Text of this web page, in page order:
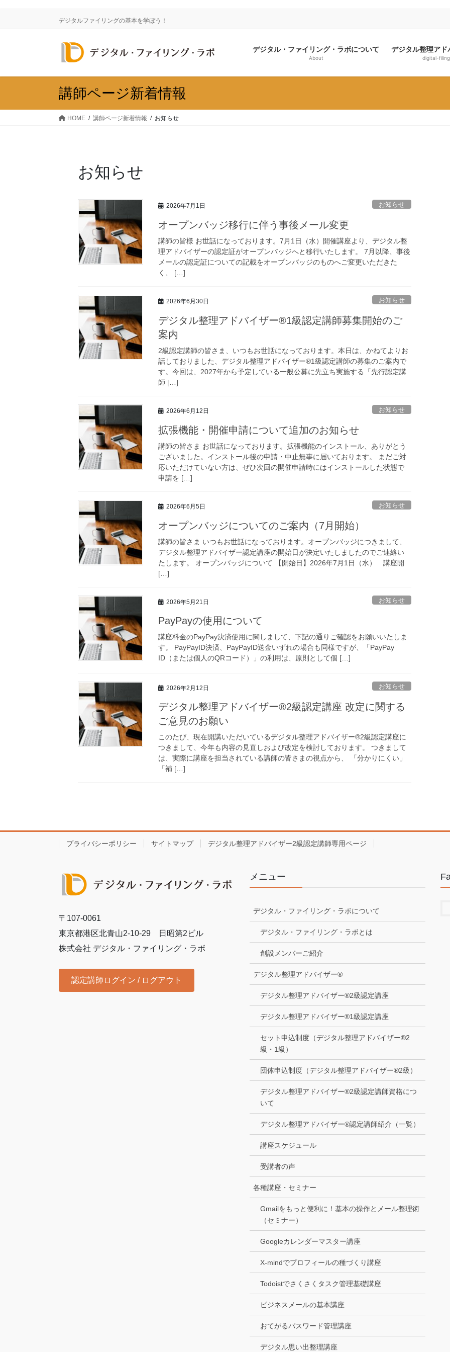
移
ン
デジタルファイリングの基本を学ぼう！
デジタル・ファイリング・ラボについて
About
デジタル整理ア
digital-filing
講師ページ新着情報
HOME 講師ページ新着情報 お知らせ
お知らせ
2026年7月1日 お知らせ
オープンバッジ移行に伴う事後メール変更
講師の皆様 お世話になっております。7月1日（水）開催講座より、デジタル整
理アドバイザーの認定証がオープンバッジへと移行いたします。 7月以降、事後
メールの認定証についての記載をオープンバッジのものへご変更いただきた
く、 […]
2026年6月30日 お知らせ
デジタル整理アドバイザー®1級認定講師募集開始のご
案内
2級認定講師の皆さま、いつもお世話になっております。本日は、かねてよりお
話しておりました、デジタル整理アドバイザー®1級認定講師の募集のご案内で
す。今回は、2027年から予定している一般公募に先立ち実施する「先行認定講
師 […]
2026年6月12日 お知らせ
拡張機能・開催申請について追加のお知らせ
講師の皆さま お世話になっております。拡張機能のインストール、ありがとう
ございました。インストール後の申請・中止無事に届いております。 まだご対
応いただけていない方は、ぜひ次回の開催申請時にはインストールした状態で
申請を […]
2026年6月5日 お知らせ
オープンバッジについてのご案内（7月開始）
講師の皆さま いつもお世話になっております。オープンバッジにつきまして、
デジタル整理アドバイザー認定講座の開始日が決定いたしましたのでご連絡い
たします。 オープンバッジについて 【開始日】2026年7月1日（水） 講座開
[…]
2026年5月21日 お知らせ
PayPayの使用について
講座料金のPayPay決済使用に関しまして、下記の通りご確認をお願いいたしま
す。 PayPayID決済、PayPayID送金いずれの場合も同様ですが、「PayPay
ID（または個人のQRコード）」の利用は、原則として個 […]
2026年2月12日 お知らせ
デジタル整理アドバイザー®2級認定講座 改定に関する
ご意見のお願い
このたび、現在開講いただいているデジタル整理アドバイザー®2級認定講座に
つきまして、今年も内容の見直しおよび改定を検討しております。 つきまして
は、実際に講座を担当されている講師の皆さまの視点から、 「分かりにくい」
「補 […]
プライバシーポリシー サイトマップ デジタル整理アドバイザー2級認定講師専用ページ
〒107-0061
東京都港区北青山2-10-29 日昭第2ビル
株式会社 デジタル・ファイリング・ラボ
認定講師ログイン / ログアウト
メニュー
デジタル・ファイリング・ラボについて
デジタル・ファイリング・ラボとは
創設メンバーご紹介
デジタル整理アドバイザー®
デジタル整理アドバイザー®2級認定講座
デジタル整理アドバイザー®1級認定講座
セット申込制度（デジタル整理アドバイザー®2
級・1級）
団体申込制度（デジタル整理アドバイザー®2級）
デジタル整理アドバイザー®2級認定講師資格につ
いて
デジタル整理アドバイザー®認定講師紹介（一覧）
講座スケジュール
受講者の声
各種講座・セミナー
Gmailをもっと便利に！基本の操作とメール整理術
（セミナー）
Googleカレンダーマスター講座
X-mindでプロフィールの種づくり講座
Todoistでさくさくタスク管理基礎講座
ビジネスメールの基本講座
おてがるパスワード管理講座
デジタル思い出整理講座